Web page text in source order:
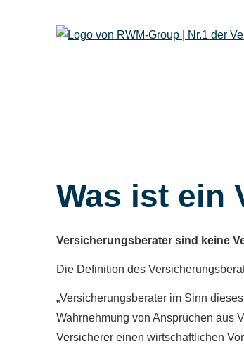
Was ist ein
Versicherungsberater sind keine
Die Definition des
„Versicherungsberater im Sinn
Wahrnehmung von Ansprüchen aus
Versicherer einen wirtschaftlichen